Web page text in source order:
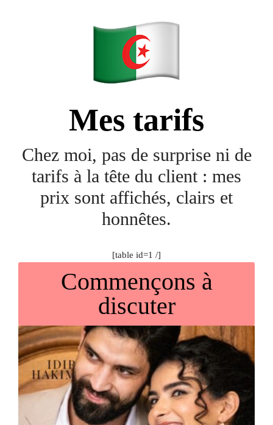
Mes tarifs
Chez moi, pas de surprise ni de
tarifs à la tête du client : mes
prix sont affichés, clairs et
honnêtes.
[table id=1 /]
Commençons à
discuter